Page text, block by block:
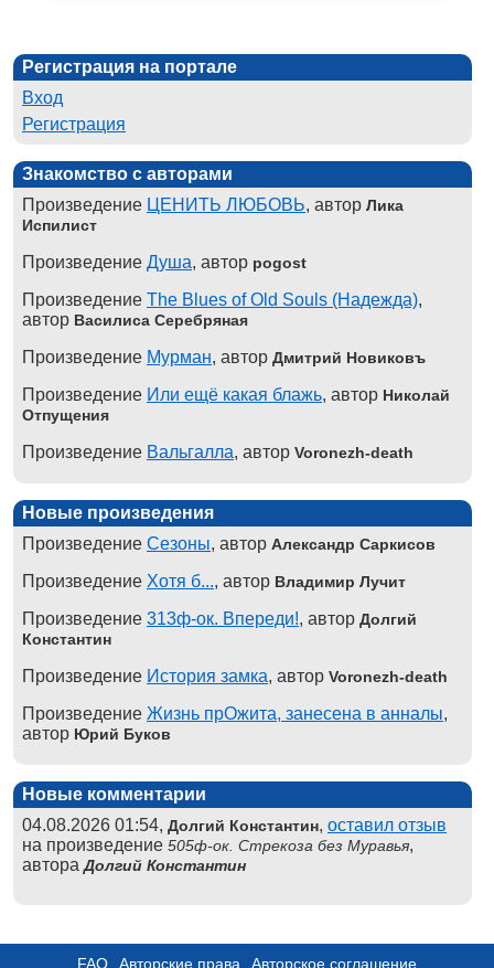
Регистрация на портале
Вход
Регистрация
Знакомство с авторами
Произведение ЦЕНИТЬ ЛЮБОВЬ, автор Лика
Испилист
Произведение Душа, автор pogost
Произведение The Blues of Old Souls (Надежда),
автор Василиса Серебряная
Произведение Мурман, автор Дмитрий Новиковъ
Произведение Или ещё какая блажь, автор Николай
Отпущения
Произведение Вальгалла, автор Voronezh-death
Новые произведения
Произведение Сезоны, автор Александр Саркисов
Произведение Хотя б..., автор Владимир Лучит
Произведение 313ф-ок. Впереди!, автор Долгий
Константин
Произведение История замка, автор Voronezh-death
Произведение Жизнь прОжита, занесена в анналы,
автор Юрий Буков
Новые комментарии
04.08.2026 01:54, Долгий Константин, оставил отзыв
на произведение 505ф-ок. Стрекоза без Муравья,
автораДолгий Константин
FAQ Авторские права Авторское соглашение